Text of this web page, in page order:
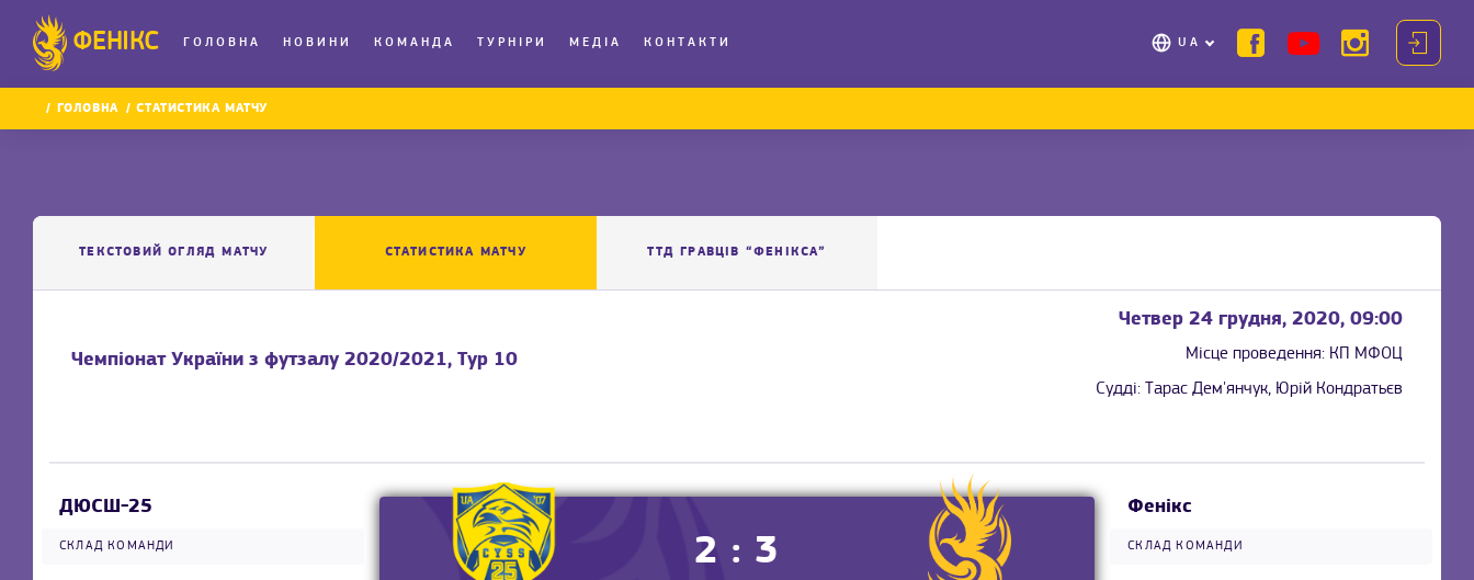
ФЕНІКС UA
ГОЛОВНА НОВИНИ КОМАНДА ТУРНІРИ МЕДІА КОНТАКТИ
ГОЛОВНА СТАТИСТИКА МАТЧУ
ТЕКСТОВИЙ ОГЛЯД МАТЧУ СТАТИСТИКА МАТЧУ ТТД ГРАВЦІВ “ФЕНІКСА”
Чемпіонат України з футзалу 2020/2021, Тур 10
Четвер 24 грудня, 2020, 09:00
Місце проведення: КП МФОЦ
Судді: Тарас Дем'янчук, Юрій Кондратьєв
2 : 3
ДЮСШ-25
СКЛАД КОМАНДИ
Фенікс
СКЛАД КОМАНДИ